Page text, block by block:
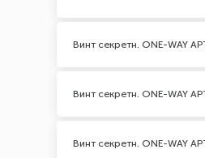
Винт секретн. ONE-WAY
Винт секретн. ONE-WAY
Винт секретн. ONE-WAY